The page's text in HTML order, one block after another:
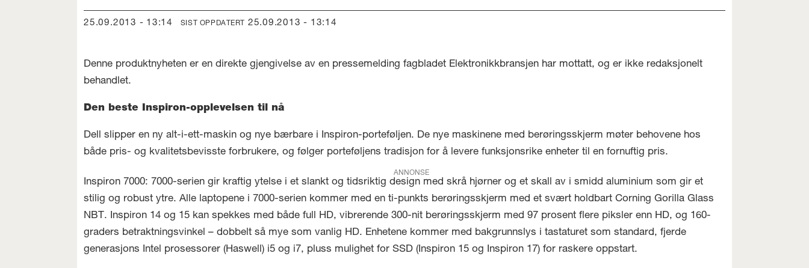
25.09.2013 - 13:14 SIST OPPDATERT 25.09.2013 - 13:14
Denne produktnyheten er en direkte gjengivelse av en pressemelding fagbladet Elektronikkbransjen har mottatt, og er ikke redaksjonelt
behandlet.
Den beste Inspiron-opplevelsen til nå
Dell slipper en ny alt-i-ett-maskin og nye bærbare i Inspiron-porteføljen. De nye maskinene med berøringsskjerm møter behovene hos
både pris- og kvalitetsbevisste forbrukere, og følger porteføljens tradisjon for å levere funksjonsrike enheter til en fornuftig pris.
ANNONSE
Inspiron 7000: 7000-serien gir kraftig ytelse i et slankt og tidsriktig design med skrå hjørner og et skall av i smidd aluminium som gir et
stilig og robust ytre. Alle laptopene i 7000-serien kommer med en ti-punkts berøringsskjerm med et svært holdbart Corning Gorilla Glass
NBT. Inspiron 14 og 15 kan spekkes med både full HD, vibrerende 300-nit berøringsskjerm med 97 prosent flere piksler enn HD, og 160-
graders betraktningsvinkel – dobbelt så mye som vanlig HD. Enhetene kommer med bakgrunnslys i tastaturet som standard, fjerde
generasjons Intel prosessorer (Haswell) i5 og i7, pluss mulighet for SSD (Inspiron 15 og Inspiron 17) for raskere oppstart.